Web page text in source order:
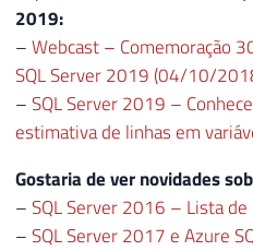
2019:
–Webcast – Comemoração
SQL Server 2019 (04/10/
–SQL Server 2019 –
estimativa de linhas em
Gostaria de ver novidades
–SQL Server 2016 – Lista
–SQL Server 2017 e Azure